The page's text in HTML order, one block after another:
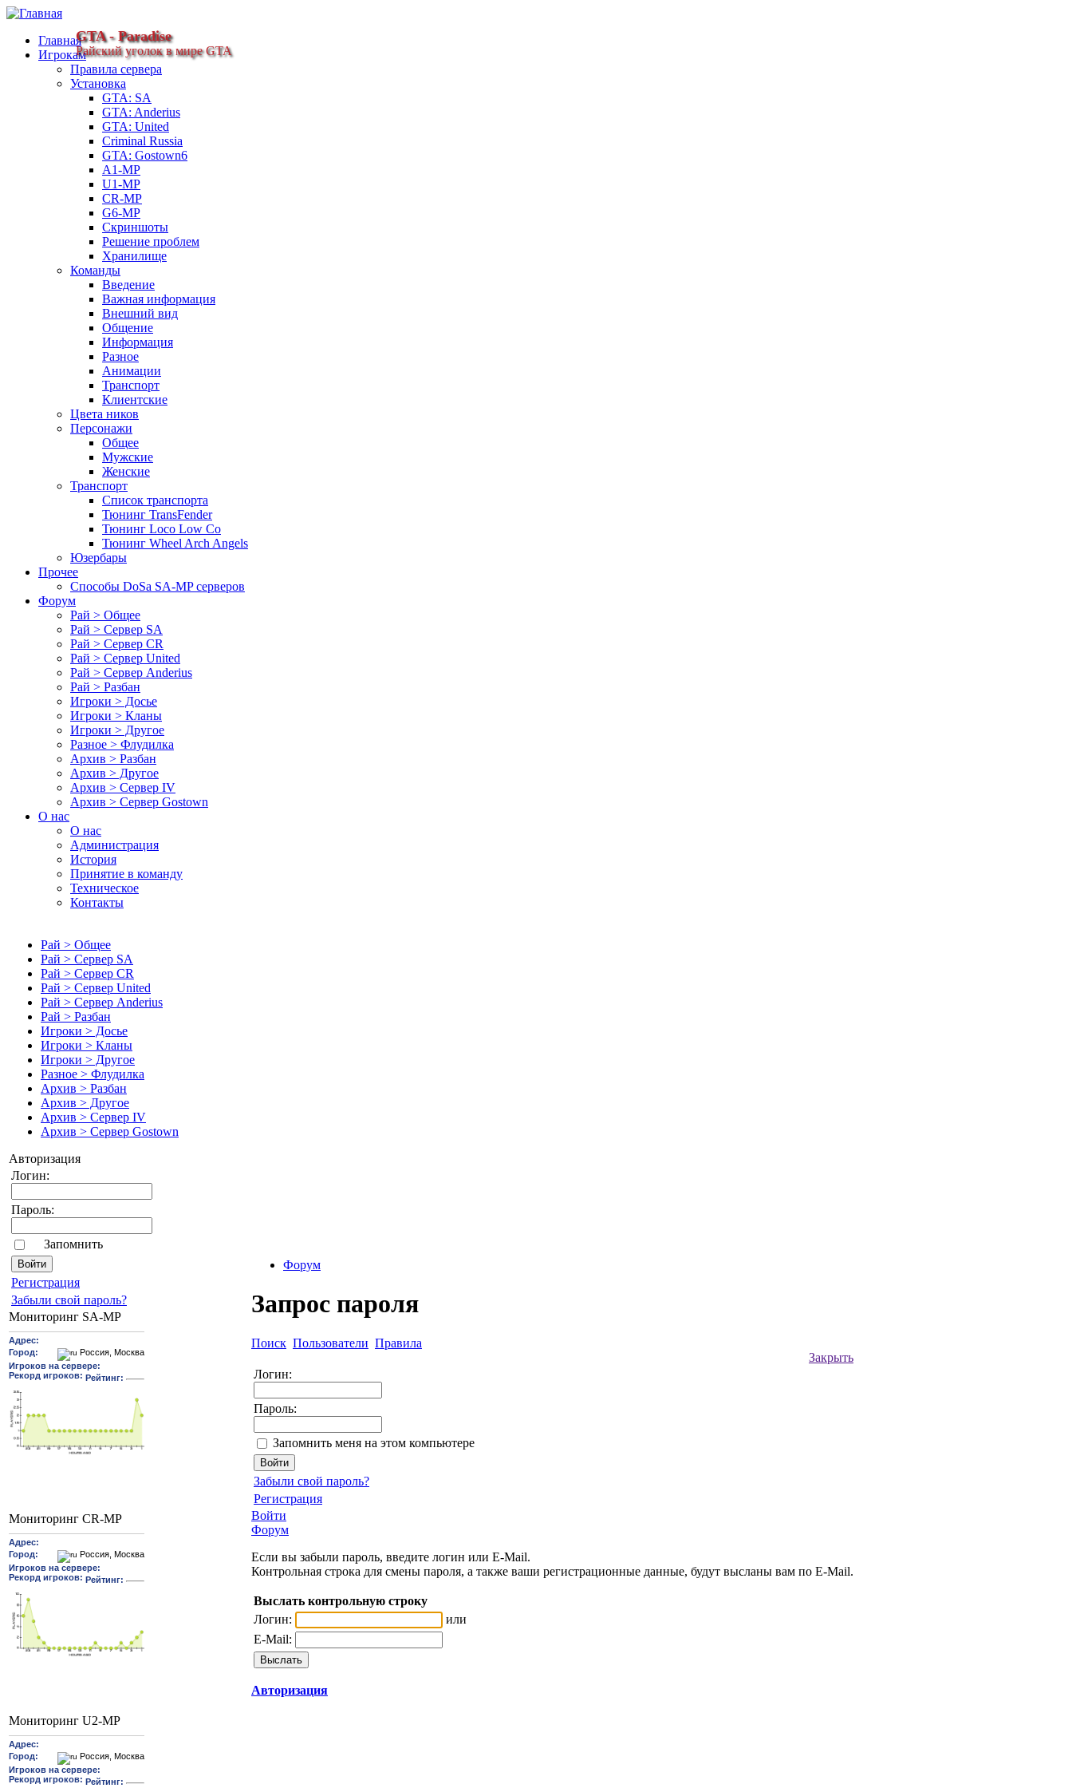
GTA - Paradise
Райский уголок в мире GTA
Главная
Игрокам
Правила сервера
Установка
GTA: SA
GTA: Anderius
GTA: United
Criminal Russia
GTA: Gostown6
A1-MP
U1-MP
CR-MP
G6-MP
Скриншоты
Решение проблем
Хранилище
Команды
Введение
Важная информация
Внешний вид
Общение
Информация
Разное
Анимации
Транспорт
Клиентские
Цвета ников
Персонажи
Общее
Мужские
Женские
Транспорт
Список транспорта
Тюнинг TransFender
Тюнинг Loco Low Co
Тюнинг Wheel Arch Angels
Юзербары
Прочее
Cпособы DoSа SA-MP серверов
Форум
Рай > Общее
Рай > Сервер SA
Рай > Сервер CR
Рай > Сервер United
Рай > Сервер Anderius
Рай > Разбан
Игроки > Досье
Игроки > Кланы
Игроки > Другое
Разное > Флудилка
Архив > Разбан
Архив > Другое
Архив > Сервер IV
Архив > Сервер Gostown
О нас
О нас
Администрация
История
Принятие в команду
Техническое
Контакты
Рай > Общее
Рай > Сервер SA
Рай > Сервер CR
Рай > Сервер United
Рай > Сервер Anderius
Рай > Разбан
Игроки > Досье
Игроки > Кланы
Игроки > Другое
Разное > Флудилка
Архив > Разбан
Архив > Другое
Архив > Сервер IV
Архив > Сервер Gostown
Авторизация
Логин:
Пароль:
Запомнить
Pегиcтрaция
Забыли свой пароль?
Мониторинг SA-MP
Мониторинг CR-MP
Мониторинг U2-MP
Форум
Запрос пароля
Поиск Пользователи Правила
Закрыть
Логин:
Пароль:
Запомнить меня на этом компьютере
Забыли свой пароль?
Регистрация
Войти
Форум
Если вы забыли пароль, введите логин или E-Mail.
Контрольная строка для смены пароля, а также ваши регистрационные данные, будут высланы вам по E-Mail.
Выслать контрольную строку
Логин:
или
E-Mail:
Авторизация